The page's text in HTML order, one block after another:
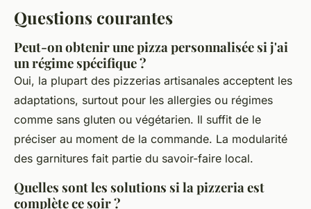
Questions courantes
Peut-on obtenir une pizza personnalisée si j'ai
un régime spécifique ?
Oui, la plupart des pizzerias artisanales acceptent les
adaptations, surtout pour les allergies ou régimes
comme sans gluten ou végétarien. Il suffit de le
préciser au moment de la commande. La modularité
des garnitures fait partie du savoir-faire local.
Quelles sont les solutions si la pizzeria est
complète ce soir ?